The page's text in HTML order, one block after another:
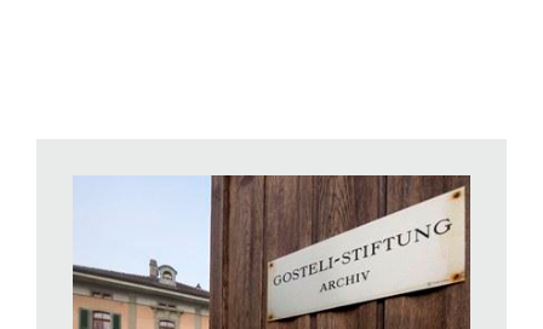
lavoro di questa fondazione riusciremo a preservare la
memoria del grande impegno delle donne teso a garantire la
parità dei diritti, obiettivo del resto non ancora raggiunto oggi».
Un archivio creato nel 1982 da Marthe Gosteli, l’inesauribile
combattente per i diritti della donna, deceduta all’età di 99 anni